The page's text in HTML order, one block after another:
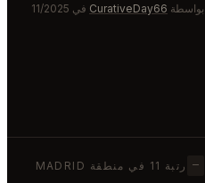
بواسطة CurativeDay66 في 11/2025
— رتبة 11 في منطقة MADRID